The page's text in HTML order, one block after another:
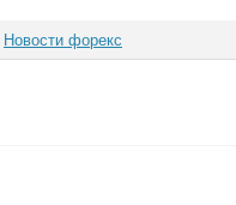
Новости форекс